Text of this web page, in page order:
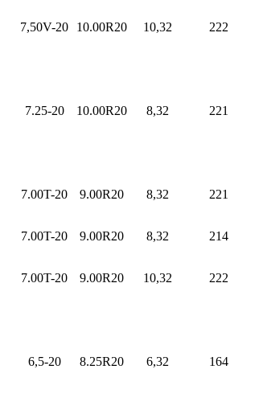
7,50V-20 10.00R20 10,32 222
7.25-20 10.00R20 8,32 221
7.00T-20 9.00R20 8,32 221
7.00T-20 9.00R20 8,32 214
7.00T-20 9.00R20 10,32 222
6,5-20 8.25R20 6,32 164